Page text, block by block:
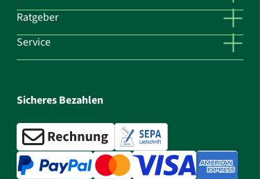
Ratgeber
Service
Sicheres Bezahlen